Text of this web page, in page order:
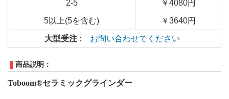
2-5 ￥4080円
5以上(5を含む) ￥3640円
大型受注 : お問い合わせてください
商品説明：
Toboom®セラミックグラインダー